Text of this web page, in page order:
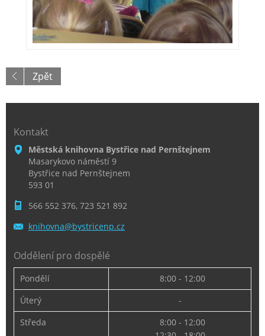
Zpět
Kontakt
Městská knihovna Bystřice nad Pernštejnem
Masarykovo náměstí 9
Bystřice nad Pernštejnem
593 01
566 552 376, 723 521 892
knihovna@bystricenp.cz
Oddělení pro dospělé
Pondělí
8:00 - 12:00
Úterý
-
Středa
8:00 - 12:00